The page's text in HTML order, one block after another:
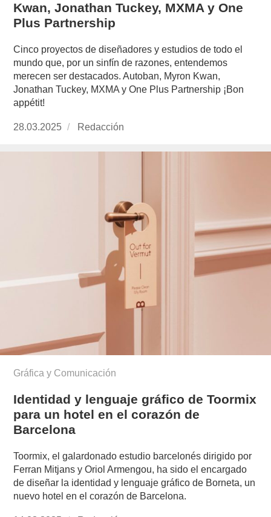
Kwan, Jonathan Tuckey, MXMA y One
Plus Partnership
Cinco proyectos de diseñadores y estudios de todo el
mundo que, por un sinfín de razones, entendemos
merecen ser destacados. Autoban, Myron Kwan,
Jonathan Tuckey, MXMA y One Plus Partnership ¡Bon
appétit!
Publicado
28.03.2025 https://www.experimenta.es/author/redaccion/
Redacción
Gráfica y Comunicación
Identidad y lenguaje gráfico de Toormix
para un hotel en el corazón de
Barcelona
Toormix, el galardonado estudio barcelonés dirigido por
Ferran Mitjans y Oriol Armengou, ha sido el encargado
de diseñar la identidad y lenguaje gráfico de Borneta, un
nuevo hotel en el corazón de Barcelona.